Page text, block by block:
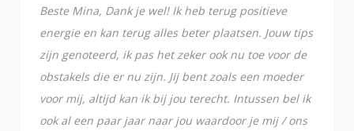
Beste Mina, Dank je wel! Ik heb terug positieve
energie en kan terug alles beter plaatsen. Jouw tips
zijn genoteerd, ik pas het zeker ook nu toe voor de
obstakels die er nu zijn. Jij bent zoals een moeder
voor mij, altijd kan ik bij jou terecht. Intussen bel ik
ook al een paar jaar naar jou waardoor je mij / ons